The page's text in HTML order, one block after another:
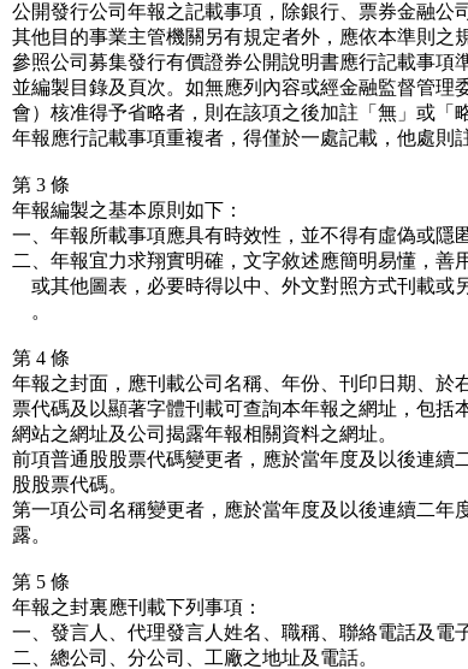
公開發行公司年報之記載事項，除銀行、票券金融公
其他目的事業主管機關另有規定者外，應依本準則之
參照公司募集發行有價證券公開說明書應行記載事項
並編製目錄及頁次。如無應列內容或經金融監督管理
會）核准得予省略者，則在該項之後加註「無」或「
年報應行記載事項重複者，得僅於一處記載，他處則
第 3 條
年報編製之基本原則如下：
一、年報所載事項應具有時效性，並不得有虛偽或隱
二、年報宜力求翔實明確，文字敘述應簡明易懂，善
或其他圖表，必要時得以中、外文對照方式刊載或
。
第 4 條
年報之封面，應刊載公司名稱、年份、刊印日期、於
票代碼及以顯著字體刊載可查詢本年報之網址，包括
網站之網址及公司揭露年報相關資料之網
前項普通股股票代碼變更者，應於當年度及以後連續
股股票代碼。
第一項公司名稱變更者，應於當年度及以後連續二年
露。
第 5 條
年報之封裏應刊載下列事項：
一、發言人、代理發言人姓名、職稱、聯絡電話及
二、總公司、分公司、工廠之地址及電